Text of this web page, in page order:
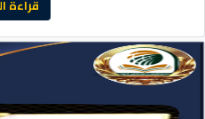
قراءة المزيد